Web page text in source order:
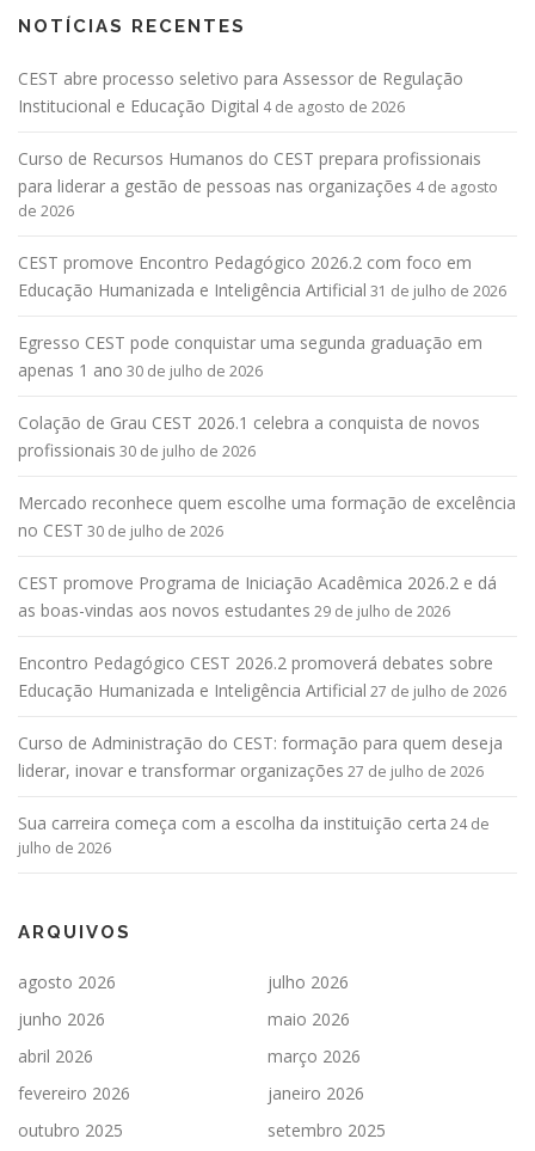
NOTÍCIAS RECENTES
CEST abre processo seletivo para Assessor de Regulação
Institucional e Educação Digital 4 de agosto de 2026
Curso de Recursos Humanos do CEST prepara profissionais
para liderar a gestão de pessoas nas organizações 4 de agosto
de 2026
CEST promove Encontro Pedagógico 2026.2 com foco em
Educação Humanizada e Inteligência Artificial 31 de julho de 2026
Egresso CEST pode conquistar uma segunda graduação em
apenas 1 ano 30 de julho de 2026
Colação de Grau CEST 2026.1 celebra a conquista de novos
profissionais 30 de julho de 2026
Mercado reconhece quem escolhe uma formação de excelência
no CEST 30 de julho de 2026
CEST promove Programa de Iniciação Acadêmica 2026.2 e dá
as boas-vindas aos novos estudantes 29 de julho de 2026
Encontro Pedagógico CEST 2026.2 promoverá debates sobre
Educação Humanizada e Inteligência Artificial 27 de julho de 2026
Curso de Administração do CEST: formação para quem deseja
liderar, inovar e transformar organizações 27 de julho de 2026
Sua carreira começa com a escolha da instituição certa 24 de
julho de 2026
ARQUIVOS
agosto 2026
julho 2026
junho 2026
maio 2026
abril 2026
março 2026
fevereiro 2026
janeiro 2026
outubro 2025
setembro 2025